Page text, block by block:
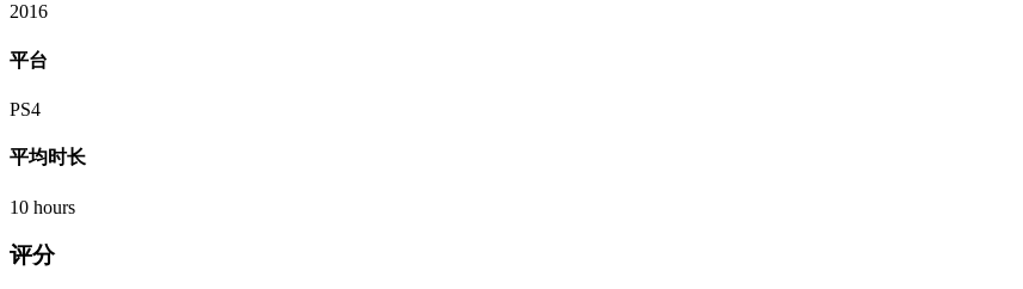
2016
平台
PS4
平均时长
10 hours
评分